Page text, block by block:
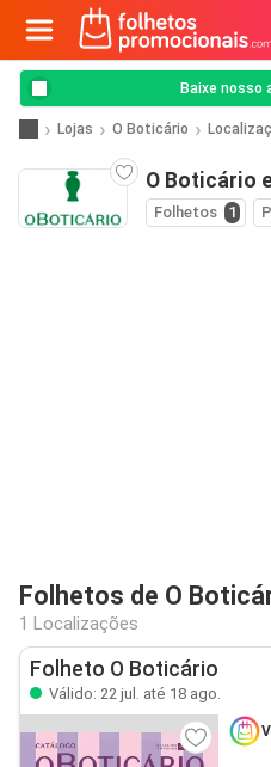
Baixe nosso
Lojas O Boticário
O Boticário
Folhetos 1
Folhetos de O
1 Localizações
Folheto O Boticário
Válido: 22 jul. até 18 ago.